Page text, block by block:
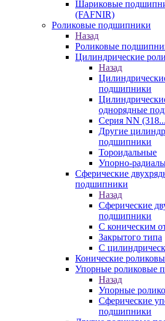
Шариковые
(FAFNIR)
Роликовые подшипники
Назад
Роликовые
Цилиндрические
Назад
подшипники
однорядные
Серия NN
Другие
подшипники
Тороидальные
Упорно-
Сферические
подшипники
Назад
Сферические
подшипники
С коническим
Закрытого типа
С
Конические
Упорные роликовые
Назад
Упорные
Сферические
подшипники